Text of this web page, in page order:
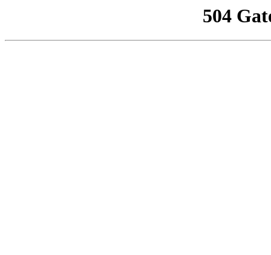
504